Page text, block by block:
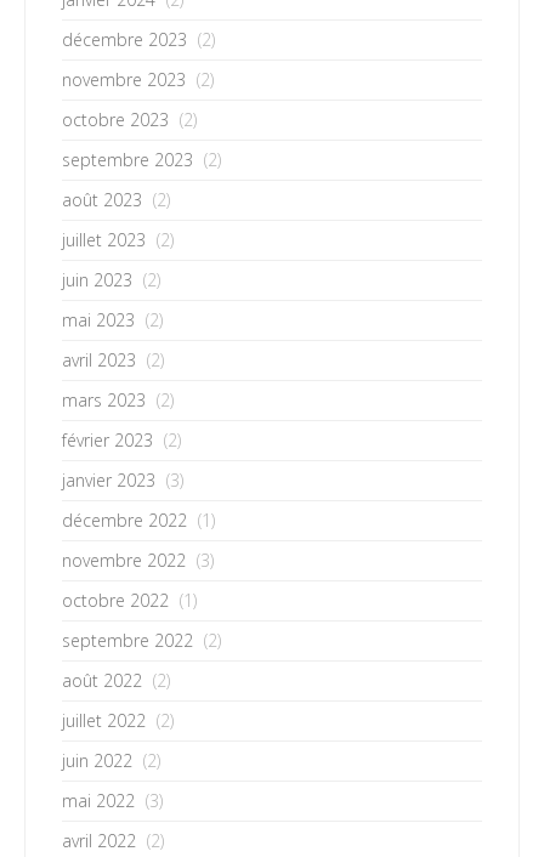
décembre 2023 (2)
novembre 2023 (2)
octobre 2023 (2)
septembre 2023 (2)
août 2023 (2)
juillet 2023 (2)
juin 2023 (2)
mai 2023 (2)
avril 2023 (2)
mars 2023 (2)
février 2023 (2)
janvier 2023 (3)
décembre 2022 (1)
novembre 2022 (3)
octobre 2022 (1)
septembre 2022 (2)
août 2022 (2)
juillet 2022 (2)
juin 2022 (2)
mai 2022 (3)
avril 2022 (2)